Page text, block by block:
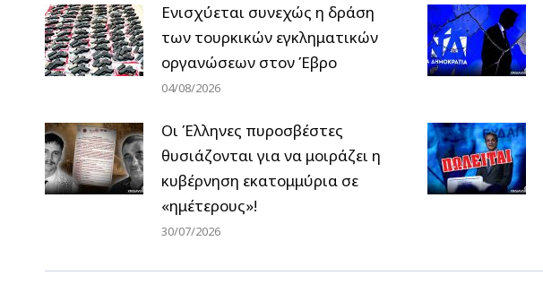
Ενισχύεται συνεχώς η δράση
των τουρκικών εγκληματικών
οργανώσεων στον Έβρο
04/08/2026
Οι Έλληνες πυροσβέστες
θυσιάζονται για να μοιράζει η
κυβέρνηση εκατομμύρια σε
«ημέτερους»!
30/07/2026